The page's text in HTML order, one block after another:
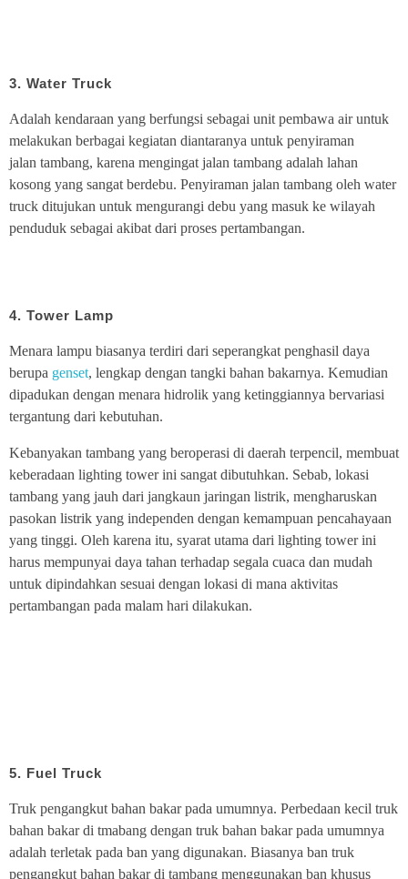
3. Water Truck
Adalah kendaraan yang berfungsi sebagai unit pembawa air untuk
melakukan berbagai kegiatan diantaranya untuk penyiraman
jalan tambang, karena mengingat jalan tambang adalah lahan
kosong yang sangat berdebu. Penyiraman jalan tambang oleh water
truck ditujukan untuk mengurangi debu yang masuk ke wilayah
penduduk sebagai akibat dari proses pertambangan.
4. Tower Lamp
Menara lampu biasanya terdiri dari seperangkat penghasil daya
berupa genset, lengkap dengan tangki bahan bakarnya. Kemudian
dipadukan dengan menara hidrolik yang ketinggiannya bervariasi
tergantung dari kebutuhan.
Kebanyakan tambang yang beroperasi di daerah terpencil, membuat
keberadaan lighting tower ini sangat dibutuhkan. Sebab, lokasi
tambang yang jauh dari jangkaun jaringan listrik, mengharuskan
pasokan listrik yang independen dengan kemampuan pencahayaan
yang tinggi. Oleh karena itu, syarat utama dari lighting tower ini
harus mempunyai daya tahan terhadap segala cuaca dan mudah
untuk dipindahkan sesuai dengan lokasi di mana aktivitas
pertambangan pada malam hari dilakukan.
5. Fuel Truck
Truk pengangkut bahan bakar pada umumnya. Perbedaan kecil truk
bahan bakar di tmabang dengan truk bahan bakar pada umumnya
adalah terletak pada ban yang digunakan. Biasanya ban truk
pengangkut bahan bakar di tambang menggunakan ban khusus